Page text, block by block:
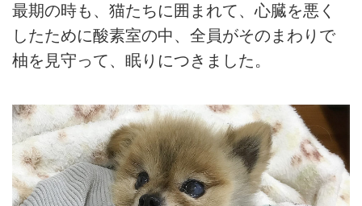
最期の時も、猫たちに囲まれて、心臓を悪く
したために酸素室の中、全員がそのまわりで
柚を見守って、眠りにつきました。